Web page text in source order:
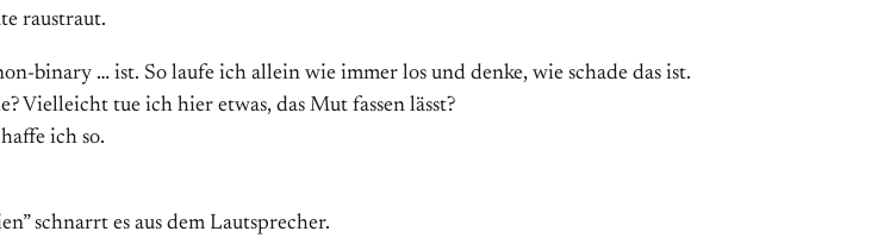
raustraut.
binary … ist. So laufe ich allein wie immer los und denke, wie schade das ist.
Vielleicht tue ich hier etwas, das Mut fassen lässt?
ich so.
schnarrt es aus dem Lautsprecher.